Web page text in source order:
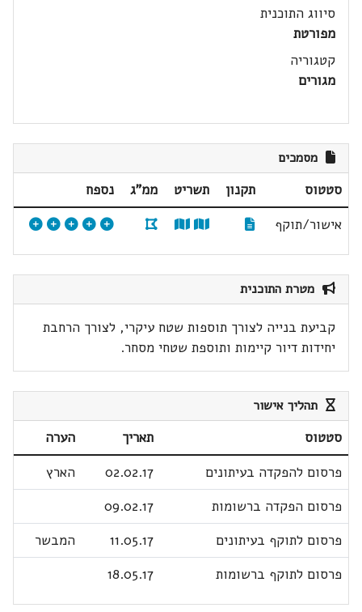
סיווג התוכנית
מפורטת
קטגוריה
מגורים
מסמכים
סטטוס תקנון תשריט ממ"ג
נספח
אישור/תוקף
מטרת התוכנית
קביעת בנייה לצורך תוספות שטח עיקרי, לצורך הרחבת
יחידות דיור קיימות ותוספת שטחי מסחר.
תהליך אישור
סטטוס תאריך
הערה
פרסום להפקדה בעיתונים
02.02.17
הארץ
פרסום הפקדה ברשומות
09.02.17
פרסום לתוקף בעיתונים
11.05.17
המבשר
פרסום לתוקף ברשומות
18.05.17